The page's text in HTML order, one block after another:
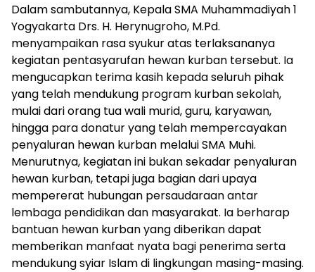
Dalam sambutannya, Kepala SMA Muhammadiyah 1
Yogyakarta Drs. H. Herynugroho, M.Pd.
menyampaikan rasa syukur atas terlaksananya
kegiatan pentasyarufan hewan kurban tersebut. Ia
mengucapkan terima kasih kepada seluruh pihak
yang telah mendukung program kurban sekolah,
mulai dari orang tua wali murid, guru, karyawan,
hingga para donatur yang telah mempercayakan
penyaluran hewan kurban melalui SMA Muhi.
Menurutnya, kegiatan ini bukan sekadar penyaluran
hewan kurban, tetapi juga bagian dari upaya
mempererat hubungan persaudaraan antar
lembaga pendidikan dan masyarakat. Ia berharap
bantuan hewan kurban yang diberikan dapat
memberikan manfaat nyata bagi penerima serta
mendukung syiar Islam di lingkungan masing-masing.